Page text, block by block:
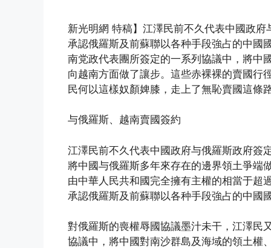
新光明網 特稿】江澤民前不久代表中國政
承認俄羅斯及前蘇聯以各种手段強占的中國
南党政代表團所簽定的一系列協議中，將中
向越南方面做了讓步。這些赤裸裸的賣國行
民何以這樣奴顏婢膝，走上了無恥賣國這條
与俄羅斯、越南賣國簽約
江澤民前不久代表中國政府与俄羅斯政府簽
將中國与俄羅斯多年來存在的邊界領土爭端
由中華人民共和國完全擁有主權的相當于超
承認俄羅斯及前蘇聯以各种手段強占的中國
對俄羅斯的喪權辱國協議墨汁未干，江澤民
協議中，將中國對南沙群島及海域的領土權